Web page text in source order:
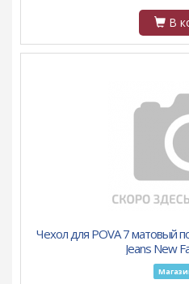
В
Чехол для POVA 7 матовый
Jeans New